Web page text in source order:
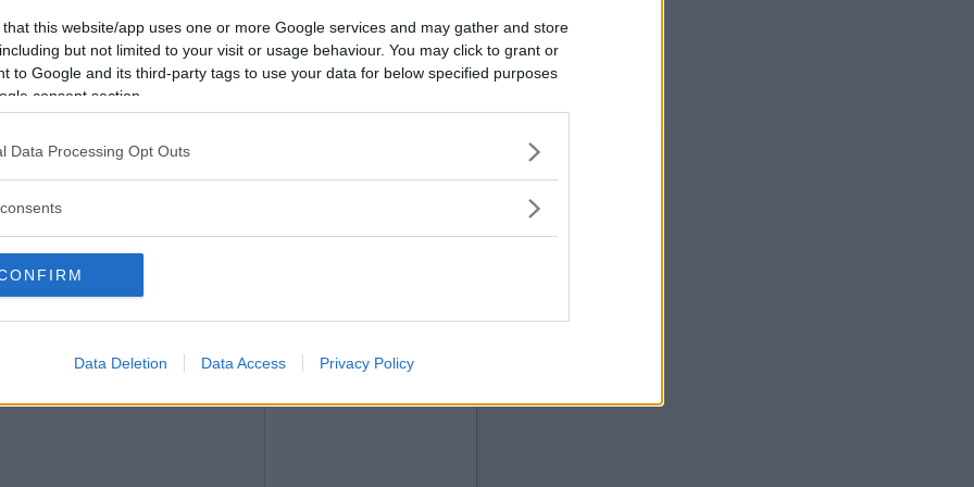
that this website/app uses one or more Google services and may gather and store
but not limited to your visit or usage behaviour. You may click to grant or
to Google and its third-party tags to use your data for below specified purposes
consent section.
Data Processing Opt Outs
Data Deletion Data Access Privacy Policy
Vill du bli
medlem?